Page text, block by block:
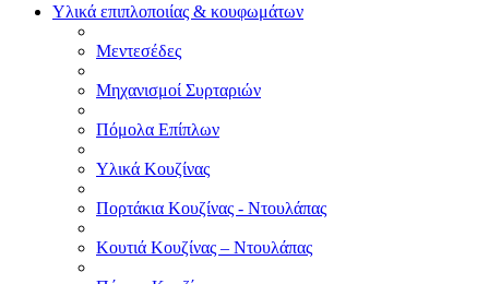
Υλικά επιπλοποιίας & κουφωμάτων
Μεντεσέδες
Μηχανισμοί Συρταριών
Πόμολα Επίπλων
Υλικά Κουζίνας
Πορτάκια Κουζίνας - Ντουλάπας
Κουτιά Κουζίνας – Ντουλάπας